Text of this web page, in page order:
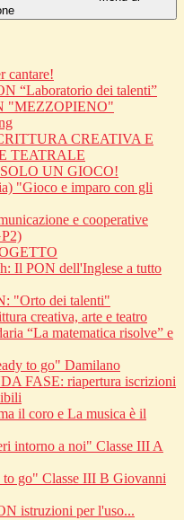
cantare!
“Laboratorio dei talenti”
"MEZZOPIENO"
CREATIVA E
TEATRALE
UN GIOCO!
"Gioco e imparo con gli
e cooperative
Il PON dell'Inglese a tutto
"Orto dei talenti"
creativa, arte e teatro
“La matematica risolve” e
to go" Damilano
FASE: riapertura iscrizioni
il coro e La musica è il
intorno a noi" Classe III A
go" Classe III B Giovanni
istruzioni per l'uso...